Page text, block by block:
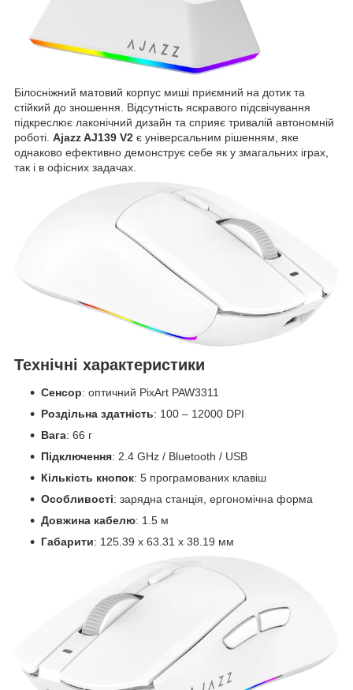
Білосніжний матовий корпус миші приємний на дотик та
стійкий до зношення. Відсутність яскравого підсвічування
підкреслює лаконічний дизайн та сприяє тривалій автономній
роботі. Ajazz AJ139 V2 є універсальним рішенням, яке
однаково ефективно демонструє себе як у змагальних іграх,
так і в офісних задачах.
Технічні характеристики
Сенсор: оптичний PixArt PAW3311
Роздільна здатність: 100 – 12000 DPI
Вага: 66 г
Підключення: 2.4 GHz / Bluetooth / USB
Кількість кнопок: 5 програмованих клавіш
Особливості: зарядна станція, ергономічна форма
Довжина кабелю: 1.5 м
Габарити: 125.39 х 63.31 х 38.19 мм